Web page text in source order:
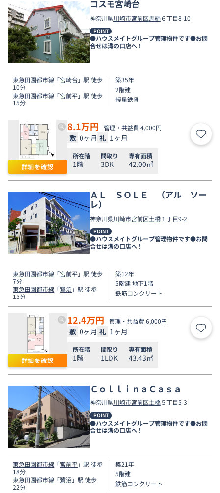
コスモ宮崎台
神奈川県川崎市宮前区馬絹６丁目8-10
POINT
●ハウスメイトグループ管理物件です●お問
合せは溝の口店へ！
東急田園都市線 「宮崎台」駅 徒歩
10分
東急田園都市線 「宮前平」駅 徒歩
15分
築35年
2階建
軽量鉄骨
詳細を確認
8.1万円 管理・共益費 4,000円
敷 0ヶ月 礼 1ヶ月 お気
所在階
1階
間取り
3DK
専有面積
42.00㎡
ＡＬ ＳＯＬＥ （アル ソー
レ）
神奈川県川崎市宮前区土橋１丁目9-2
POINT
●ハウスメイトグループ管理物件です●お問
合せは溝の口店へ！
東急田園都市線 「宮前平」駅 徒歩
7分
東急田園都市線 「鷺沼 」駅 徒歩
15分
築12年
5階建 地下1階
鉄筋コンクリート
詳細を確認
12.4万円 管理・共益費 6,000円
敷 0ヶ月 礼 1ヶ月 お気
所在階
1階
間取り
1LDK
専有面積
43.43㎡
ＣｏｌｌｉｎａＣａｓａ
神奈川県川崎市宮前区土橋５丁目5-3
POINT
●ハウスメイトグループ管理物件です●お問
合せは溝の口店へ！
東急田園都市線 「宮前平」駅 徒歩
18分
東急田園都市線 「鷺沼 」駅 徒歩
22分
築21年
5階建
鉄筋コンクリート